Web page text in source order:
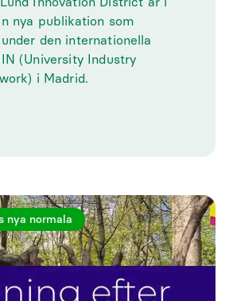
nya publikation som
den internationella
(University Industry
i Madrid.
nya normala